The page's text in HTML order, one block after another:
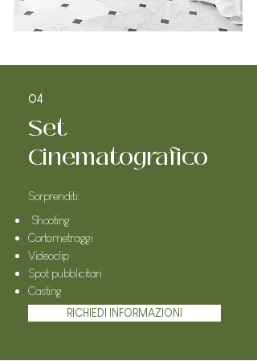
04
Set
Cinematografico
Sorprenditi:
Shooting
Cortometraggi
Videoclip
Spot pubblicitari
Casting
RICHIEDI INFORMAZIONI